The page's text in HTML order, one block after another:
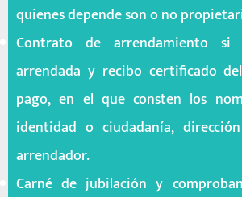
quienes depende son o no
Contrato de arrendamiento
arrendada y recibo certificado
pago, en el que consten los
identidad o ciudadanía,
arrendador.
Carné de jubilación y